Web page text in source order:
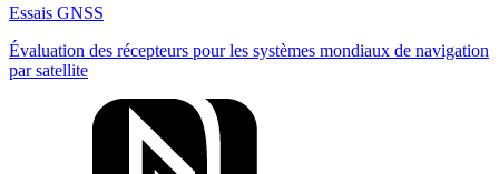
Essais GNSS
Évaluation des récepteurs pour les systèmes mondiaux de navigation
par satellite